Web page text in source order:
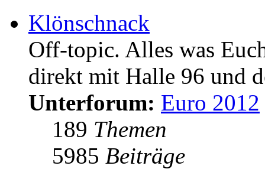
Klönschnack
Off-topic. Alles was
direkt mit Halle 96 und
Unterforum: Euro 2012
189 Themen
5985 Beiträge